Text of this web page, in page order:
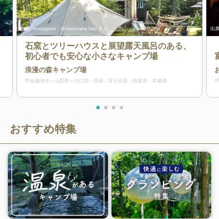
出典:Instagram：@hatanaka.fam さん
石窯とツリーハウスと展望露天風呂のある、
初心者でも安心な小さなキャンプ場
浪漫の森キャンプ場
甲信越地方 山梨県 河口湖・西湖・富士吉田・精進湖・本栖湖
出
おすすめ特集